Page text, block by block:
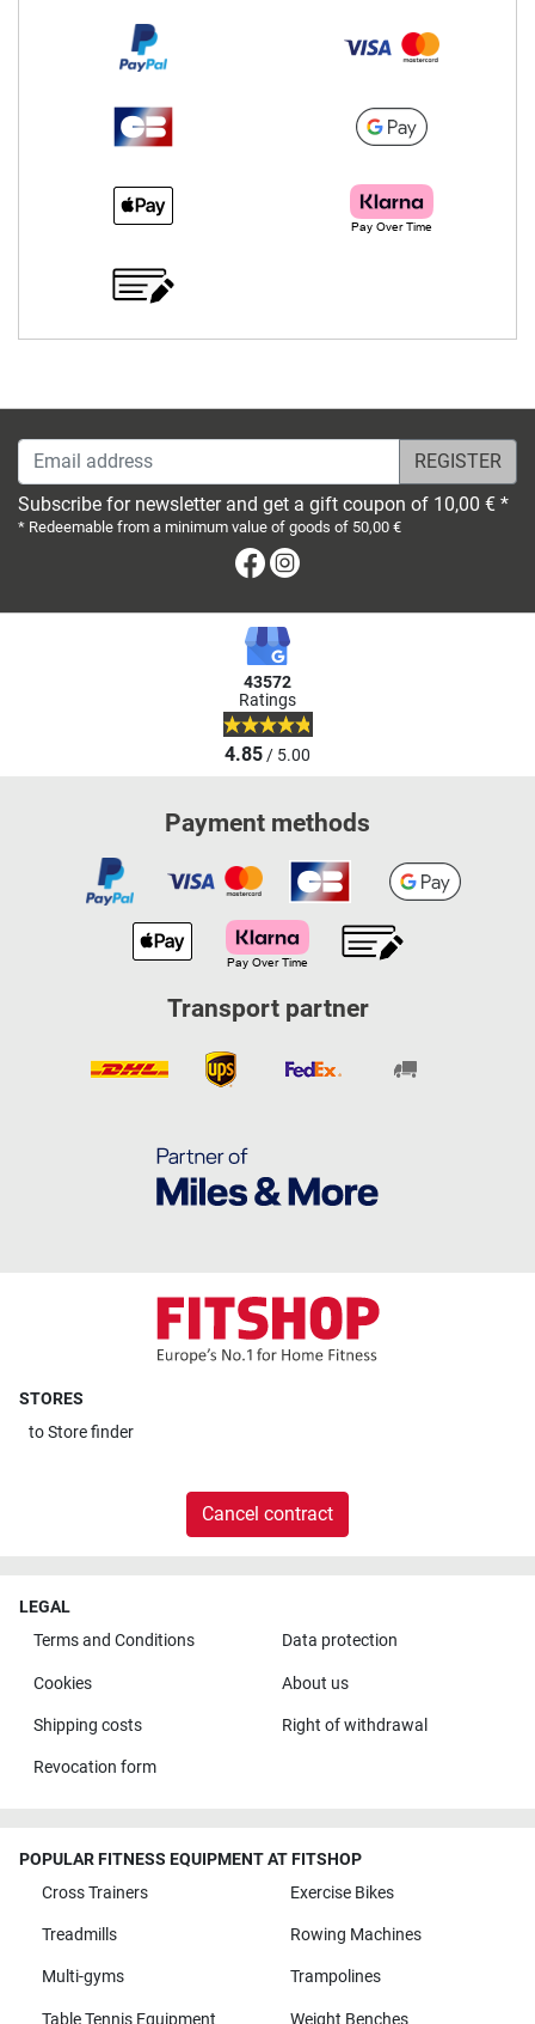
Email address
Subscribe for newsletter and get a gift coupon of 10,00 € *
* Redeemable from a minimum value of goods of 50,00 €
Facebook
43572
Ratings
4.85/ 5.00
Payment methods
Transport partner
STORES
toStore finder
Cancel contract
LEGAL
Terms and Conditions
Data protection
Cookies About us
Shipping costs Right of withdrawal
Revocation form
POPULAR FITNESS EQUIPMENT AT FITSHOP
Cross Trainers
Exercise Bikes
Treadmills Rowing Machines
Multi-gyms Trampolines
Table Tennis Equipment Weight Benches